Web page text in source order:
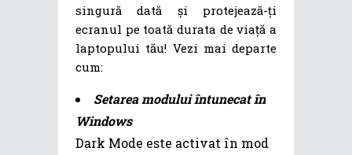
singură dată și protejează-ți
ecranul pe toată durata de viață a
laptopului tău! Vezi mai departe
cum:
Setarea modului întunecat în
Windows
Dark Mode este activat în mod